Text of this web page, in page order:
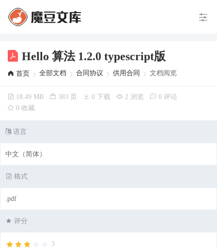
Hello 算法 1.2.0 typescript版
首页 全部文档 合同协议 供用合同 文档阅览
18.49 MB 383 页 0 下载 2 浏览
0 评论
0 收藏
语言
中文（简体）
格式
.pdf
评分
3